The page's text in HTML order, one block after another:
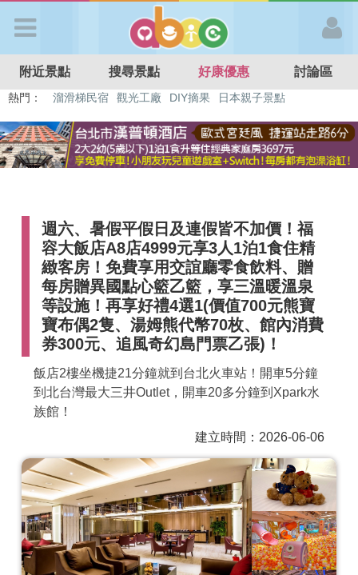
APP登入
首 頁
好康優惠
最新消息
最新留言
商家合作
討論區
聯絡我們
附近景點 搜尋景點 好康優惠 討論區
熱門： 溜滑梯民宿 觀光工廠 DIY摘果
日本親子景點
週六、暑假平假日及連假皆不加價！福
容大飯店A8店4999元享3人1泊1食住精
緻客房！免費享用交誼廳零食飲料、贈
每房贈異國點心籃乙籃，享三溫暖溫泉
等設施！再享好禮4選1(價值700元熊寶
寶布偶2隻、湯姆熊代幣70枚、館內消費
券300元、追風奇幻島門票乙張)！
飯店2樓坐機捷21分鐘就到台北火車站！開車5分鐘
到北台灣最大三井Outlet，開車20多分鐘到Xpark水
族館！
建立時間：2026-06-06